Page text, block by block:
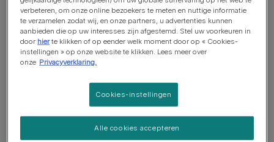
Voornaam
verbeteren, om onze online bezoekers te meten en nuttige informatie
te verzamelen zodat wij, en onze partners, u advertenties kunnen
aanbieden die op uw interesses zijn afgestemd. Stel uw voorkeuren in
door hierte klikken of op eender welk moment door op « Cookies-
instellingen » op onze website te klikken. Lees meer over
onze Privacyverklaring.
Cookies-instellingen
Alle cookies accepteren